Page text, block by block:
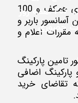
هر یک از بلوک‌ها در قالب 10 طبقه روی همکف و 100
کامل و لوکس و 4 لاین آسانسور باربر و
مقررات اعلام و
تامین پارکینگ
اضافی
تقاضای خرید
تجاری سرزمین آفتاب طبقه 2 واحد 206 .همه روز
به صورت حضوری